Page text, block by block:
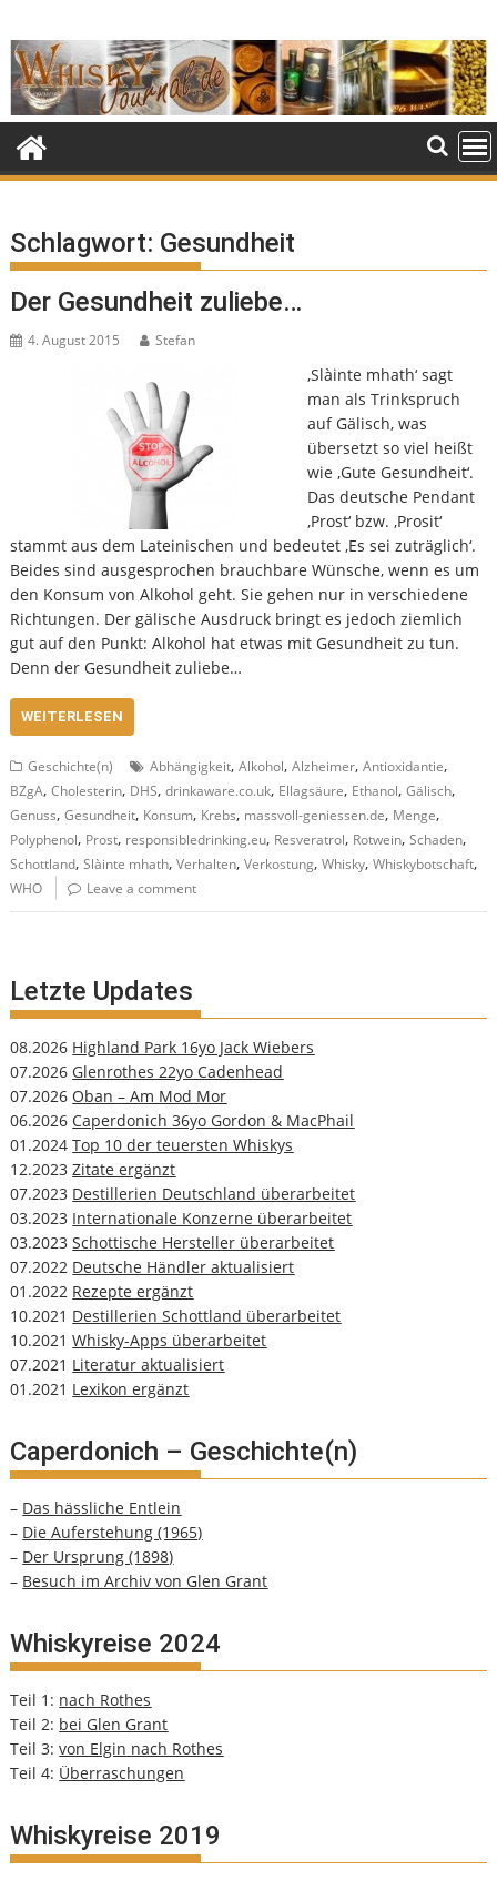
to
content
Schlagwort: Gesundheit
Der Gesundheit zuliebe…
4. August 2015 Stefan
‚Slàinte mhath‘ sagt
man als Trinkspruch
auf Gälisch, was
übersetzt so viel heißt
wie ‚Gute Gesundheit‘.
Das deutsche Pendant
‚Prost‘ bzw. ‚Prosit‘
stammt aus dem Lateinischen und bedeutet ‚Es sei zuträglich‘.
Beides sind ausgesprochen brauchbare Wünsche, wenn es um
den Konsum von Alkohol geht. Sie gehen nur in verschiedene
Richtungen. Der gälische Ausdruck bringt es jedoch ziemlich
gut auf den Punkt: Alkohol hat etwas mit Gesundheit zu tun.
Denn der Gesundheit zuliebe…
WEITERLESEN
Geschichte(n) Abhängigkeit,Alkohol,Alzheimer,Antioxidantie,
BZgA,Cholesterin, DHS,drinkaware.co.uk, Ellagsäure, Ethanol,Gälisch,
Genuss,Gesundheit, Konsum, Krebs, massvoll-geniessen.de, Menge,
Polyphenol, Prost, responsibledrinking.eu, Resveratrol, Rotwein,Schaden,
Schottland,Slàinte mhath,Verhalten,Verkostung,Whisky,Whiskybotschaft,
WHO Leave a comment
Letzte Updates
08.2026 Highland Park 16yo Jack Wiebers
07.2026 Glenrothes 22yo Cadenhead
07.2026 Oban – Am Mod Mor
06.2026 Caperdonich 36yo Gordon & MacPhail
01.2024Top 10 der teuersten Whiskys
12.2023Zitate ergänzt
07.2023 Destillerien Deutschland überarbeitet
03.2023 Internationale Konzerne überarbeitet
03.2023Schottische Hersteller überarbeitet
07.2022 Deutsche Händler aktualisiert
01.2022 Rezepte ergänzt
10.2021 Destillerien Schottland überarbeitet
10.2021Whisky-Apps überarbeitet
07.2021 Literatur aktualisiert
01.2021 Lexikon ergänzt
Caperdonich – Geschichte(n)
– Das hässliche Entlein
– Die Auferstehung (1965)
– Der Ursprung (1898)
– Besuch im Archiv von Glen Grant
Whiskyreise 2024
Teil 1: nach Rothes
Teil 2: bei Glen Grant
Teil 3:von Elgin nach Rothes
Teil 4: Überraschungen
Whiskyreise 2019